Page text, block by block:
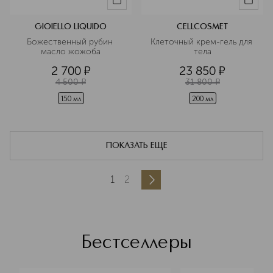
GIOIELLO LIQUIDO
Божественный рубин
масло жожоба
2 700 ¤
4 500 ¤
150 мл
CELLCOSMET
Клеточный крем-гель для
тела
23 850 ¤
31 800 ¤
200 мл
ПОКАЗАТЬ ЕЩЕ
1 2
Бестселлеры